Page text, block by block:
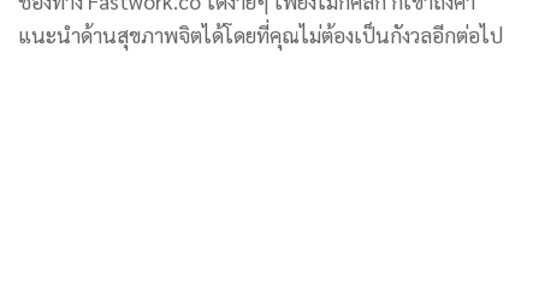
แนะนำด้านสุขภาพจิตได้โดยที่คุณไม่ต้องเป็นกังวลอีกต่อไป